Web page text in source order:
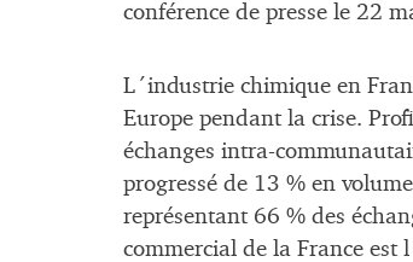
conférence de presse le 22
L´industrie chimique en
Europe pendant la crise.
échanges intra-
progressé de 13 % en
représentant 66 % des
commercial de la France est